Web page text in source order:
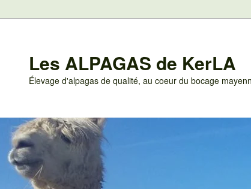
Les ALPAGAS de KerLA
Élevage d'alpagas de qualité, au coeur du bocage